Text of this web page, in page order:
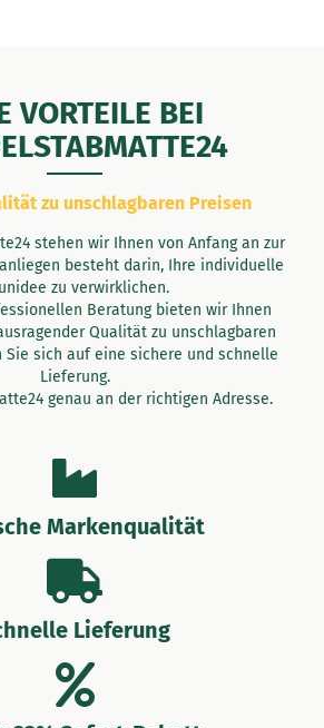
VORTEILE BEI
zu unschlagbaren Preisen
stehen wir Ihnen von Anfang an zur
besteht darin, Ihre individuelle
zu verwirklichen.
Beratung bieten wir Ihnen
Qualität zu unschlagbaren
Sie sich auf eine sichere und schnelle
Lieferung.
genau an der richtigen Adresse.
Markenqualität
Lieferung